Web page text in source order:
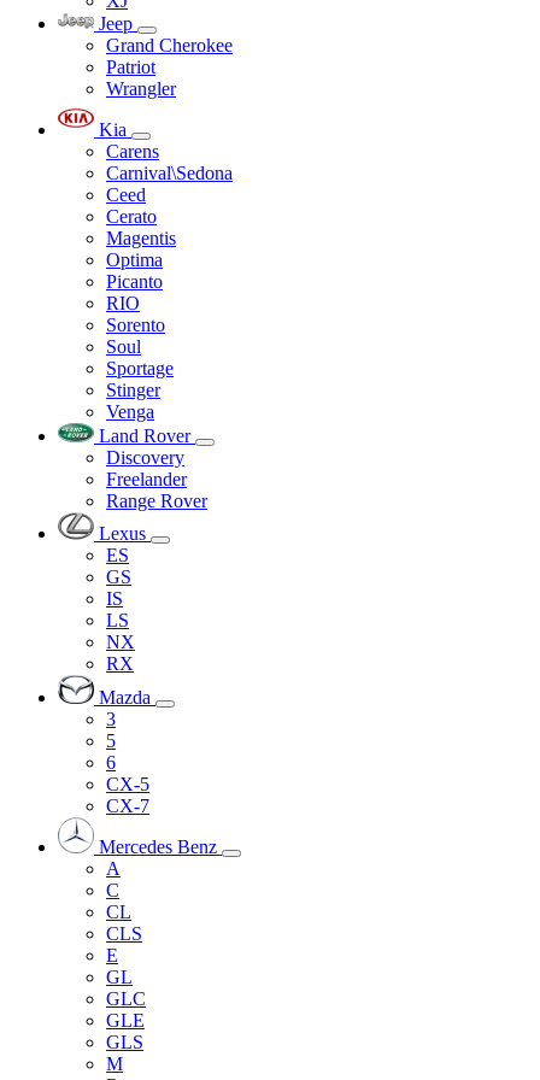
Jeep
Grand Cherokee
Patriot
Wrangler
Kia
Carens
Carnival\Sedona
Ceed
Cerato
Magentis
Optima
Picanto
RIO
Sorento
Soul
Sportage
Stinger
Venga
Land Rover
Discovery
Freelander
Range Rover
Lexus
ES
GS
IS
LS
NX
RX
Mazda
3
5
6
CX-5
CX-7
Mercedes Benz
A
C
CL
CLS
E
GL
GLC
GLE
GLS
M